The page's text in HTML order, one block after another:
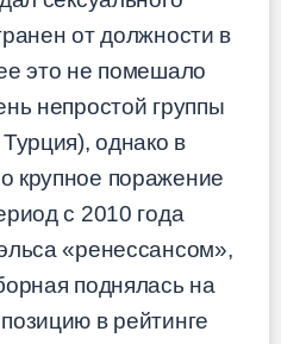
от должности в
это не помешало
непростой группы
однако в
крупное поражение
с 2010 года
«ренессансом»,
поднялась на
в рейтинге